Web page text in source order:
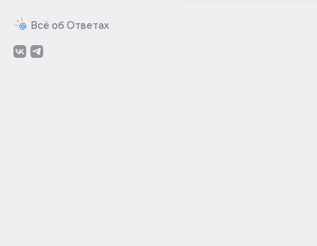
Всё об Ответах